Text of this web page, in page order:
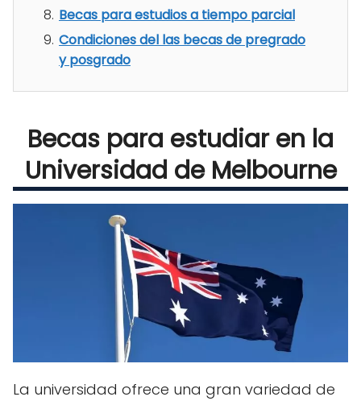
Becas para estudios a tiempo parcial
Condiciones del las becas de pregrado
y posgrado
Becas para estudiar en la
Universidad de Melbourne
La universidad ofrece una gran variedad de